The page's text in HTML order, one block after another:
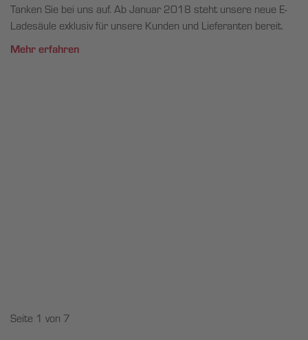
Tanken Sie bei uns auf. Ab Januar 2018 steht unsere neue E-
Ladesäule exklusiv für unsere Kunden und Lieferanten bereit.
Mehr erfahren
Seite 1 von 7